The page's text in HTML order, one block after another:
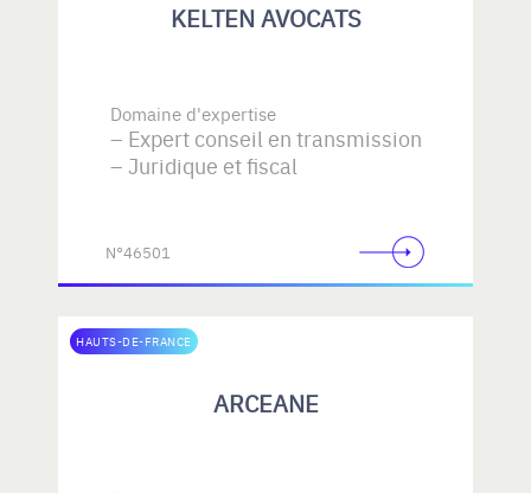
KELTEN AVOCATS
Domaine d'expertise
Expert conseil en transmission
Juridique et fiscal
N°46501
HAUTS-DE-FRANCE
ARCEANE